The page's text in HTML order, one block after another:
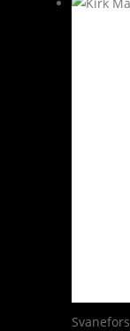
Svanefors